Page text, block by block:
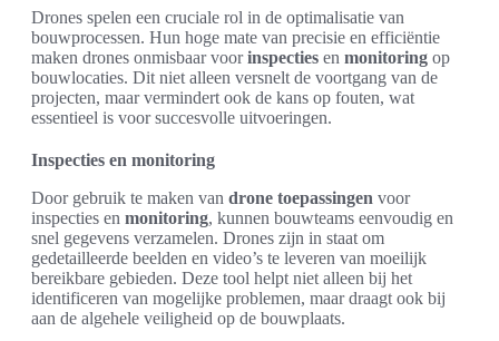
Drones spelen een cruciale rol in de optimalisatie van
bouwprocessen. Hun hoge mate van precisie en efficiëntie
maken drones onmisbaar voorinspecties en monitoring op
bouwlocaties. Dit niet alleen versnelt de voortgang van de
projecten, maar vermindert ook de kans op fouten, wat
essentieel is voor succesvolle uitvoeringen.
Inspecties en monitoring
Door gebruik te maken van drone toepassingen voor
inspecties en monitoring, kunnen bouwteams eenvoudig en
snel gegevens verzamelen. Drones zijn in staat om
gedetailleerde beelden en video’s te leveren van moeilijk
bereikbare gebieden. Deze tool helpt niet alleen bij het
identificeren van mogelijke problemen, maar draagt ook bij
aan de algehele veiligheid op de bouwplaats.